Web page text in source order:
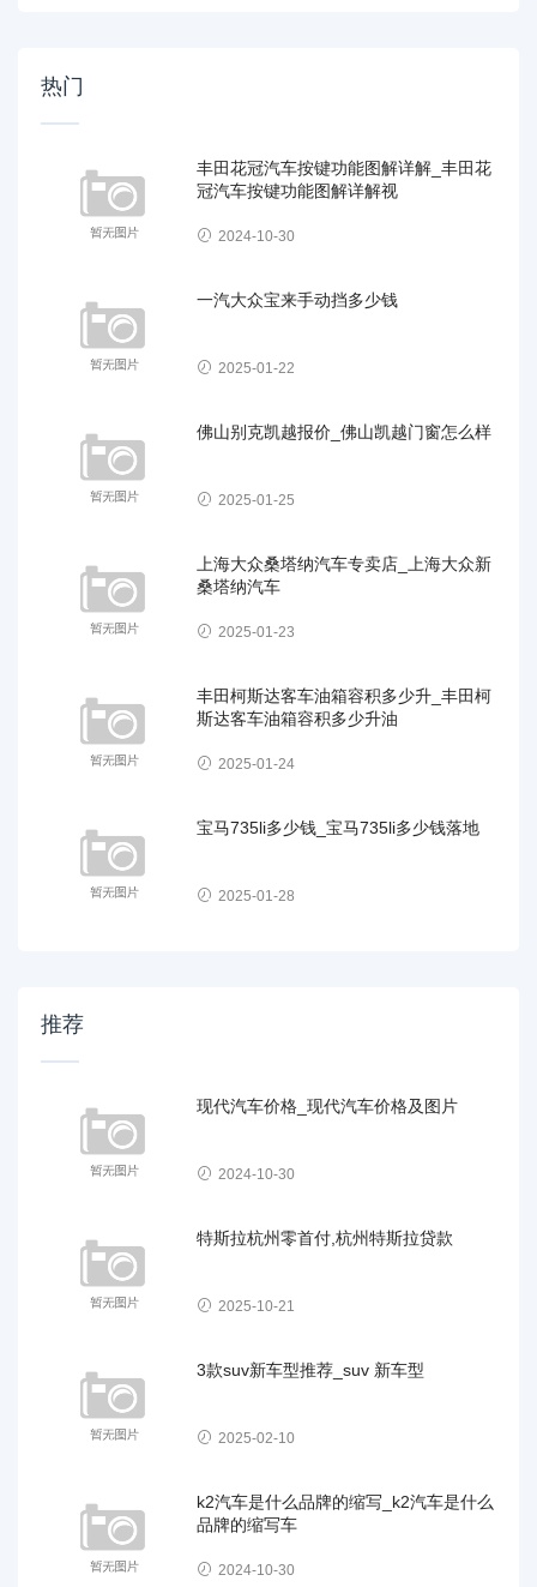
热门
丰田花冠汽车按键功能图解详解_丰田花
冠汽车按键功能图解详解视
2024-10-30
一汽大众宝来手动挡多少钱
2025-01-22
佛山别克凯越报价_佛山凯越门窗怎么样
2025-01-25
上海大众桑塔纳汽车专卖店_上海大众新
桑塔纳汽车
2025-01-23
丰田柯斯达客车油箱容积多少升_丰田柯
斯达客车油箱容积多少升油
2025-01-24
宝马735li多少钱_宝马735li多少钱落地
2025-01-28
推荐
现代汽车价格_现代汽车价格及图片
2024-10-30
特斯拉杭州零首付,杭州特斯拉贷款
2025-10-21
3款suv新车型推荐_suv 新车型
2025-02-10
k2汽车是什么品牌的缩写_k2汽车是什么
品牌的缩写车
2024-10-30